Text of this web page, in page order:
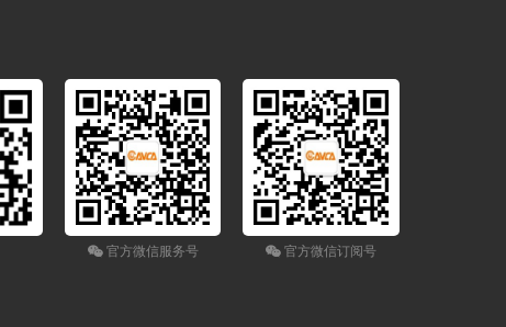
官方微信服务号 官方微信订阅号